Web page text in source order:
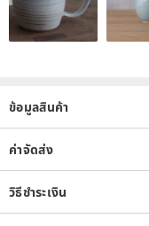
remote areas of the
customer service staff
ข้อมูลสินค้า
ค่าจัดส่ง
วิธีชำระเงิน